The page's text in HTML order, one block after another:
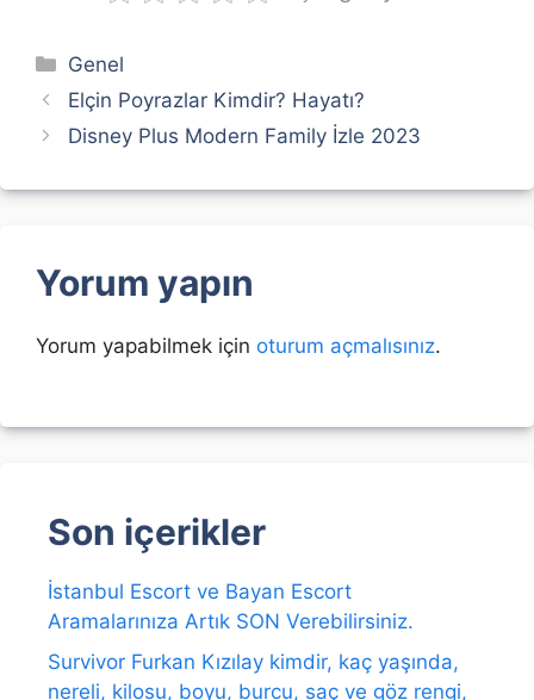
Kategoriler
Genel
Elçin Poyrazlar Kimdir? Hayatı?
Disney Plus Modern Family İzle 2023
Yorum yapın
Yorum yapabilmek için oturum açmalısınız.
Son içerikler
İstanbul Escort ve Bayan Escort
Aramalarınıza Artık SON Verebilirsiniz.
Survivor Furkan Kızılay kimdir, kaç yaşında,
nereli, kilosu, boyu, burcu, saç ve göz rengi,